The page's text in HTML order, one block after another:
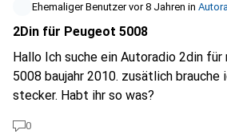
relevant sind? Informationen von der MFA sollten im neuen
Radio/MMS auch angezeigt werden
Ehemaliger Benutzer vor 8 Jahren in
2Din für Peugeot 5008
Hallo Ich suche ein Autoradio 2din für meinen Peugeot
5008 baujahr 2010. zusätlich brauche
stecker. Habt ihr so was?
0